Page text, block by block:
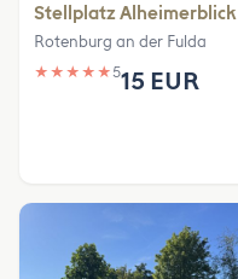
Stellplatz Alheimerblick
Rotenburg an der Fulda
★ ★ ★ ★ ★515 EUR